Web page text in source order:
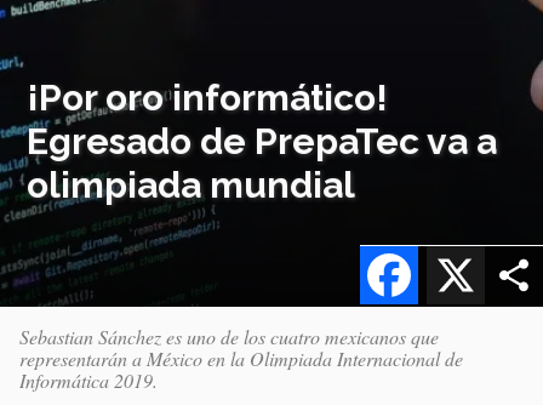
¡Por oro informático!
Egresado de PrepaTec va a
olimpiada mundial
X
Facebook
Sebastian Sánchez es uno de los cuatro mexicanos que
representarán a México en la Olimpiada Internacional de
Informática 2019.